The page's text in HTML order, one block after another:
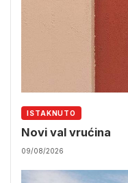
ISTAKNUTO
Novi val vrućina
09/08/2026